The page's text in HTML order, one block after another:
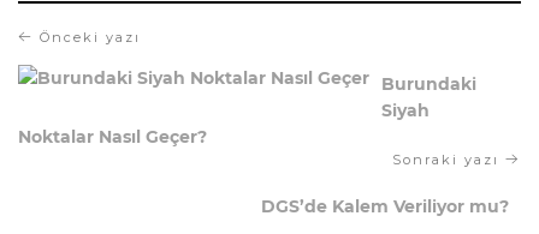
Önceki yazı
Burundaki
Siyah
Noktalar Nasıl Geçer?
Sonraki yazı
DGS’de Kalem Veriliyor mu?